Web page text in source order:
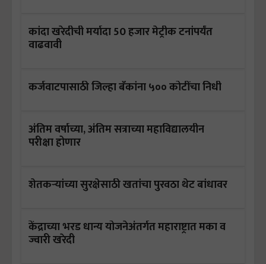
कांदा खरेदीची मर्यादा 50 हजार मेट्रीक टनांपर्यंत
वाढवावी
कर्जवाटपासाठी जिल्हा बँकांना ५०० कोटींचा निधी
अंतिम वर्षाच्या, अंतिम सत्राच्या महाविद्यालयीन
परीक्षा होणार
शेतकऱ्यांच्या सुरक्षेसाठी खतांचा पुरवठा थेट बांधावर
केंद्राच्या भरड धान्य योजनेअंतर्गत महाराष्ट्रात मका व
ज्वारी खरेदी